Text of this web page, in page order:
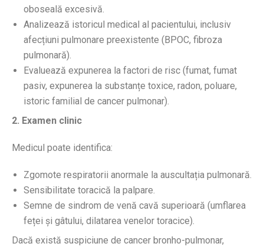
oboseală excesivă.
Analizează istoricul medical al pacientului, inclusiv
afecțiuni pulmonare preexistente (BPOC, fibroza
pulmonară).
Evaluează expunerea la factori de risc (fumat, fumat
pasiv, expunerea la substanțe toxice, radon, poluare,
istoric familial de cancer pulmonar).
2. Examen clinic
Medicul poate identifica:
Zgomote respiratorii anormale la auscultația pulmonară.
Sensibilitate toracică la palpare.
Semne de sindrom de venă cavă superioară (umflarea
feței și gâtului, dilatarea venelor toracice).
Dacă există suspiciune de cancer bronho-pulmonar,